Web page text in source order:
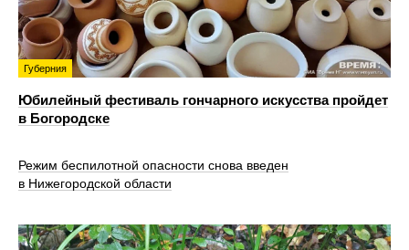
Губерния
Юбилейный фестиваль гончарного искусства пройдет
в Богородске
Режим беспилотной опасности снова введен
в Нижегородской области